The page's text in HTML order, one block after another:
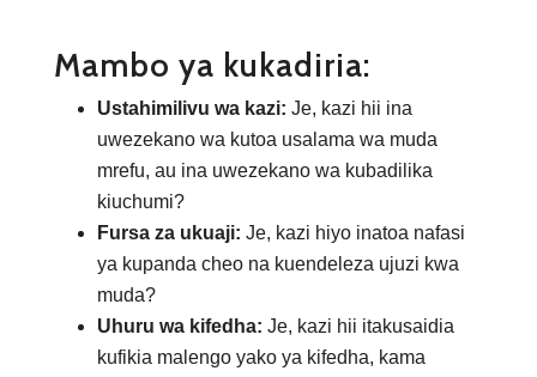
Mambo ya kukadiria:
Ustahimilivu wa kazi: Je, kazi hii ina
uwezekano wa kutoa usalama wa muda
mrefu, au ina uwezekano wa kubadilika
kiuchumi?
Fursa za ukuaji: Je, kazi hiyo inatoa nafasi
ya kupanda cheo na kuendeleza ujuzi kwa
muda?
Uhuru wa kifedha: Je, kazi hii itakusaidia
kufikia malengo yako ya kifedha, kama